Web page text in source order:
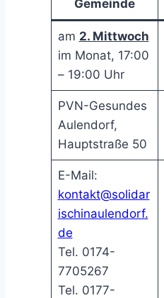
Gemeinde
am 2. Mittwoch
im Monat, 17:00
– 19:00 Uhr
PVN-Gesundes
Aulendorf,
Hauptstraße 50
E-Mail:
kontakt@solidar
ischinaulendorf.
de
Tel. 0174-
7705267
Tel. 0177-